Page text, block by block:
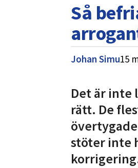
Så
Johan Simu15
Det är inte
rätt. De
stöter inte